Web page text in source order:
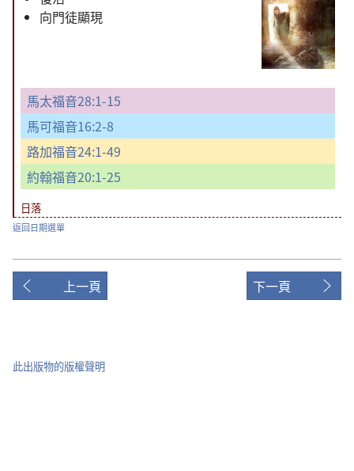
向門徒顯現
馬太福音28:1-15
馬可福音16:2-8
路加福音24:1-49
約翰福音20:1-25
日落
返回日期選單
上一頁 下一頁
此出版物的版權聲明